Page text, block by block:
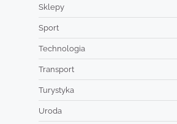
Sklepy
Sport
Technologia
Transport
Turystyka
Uroda